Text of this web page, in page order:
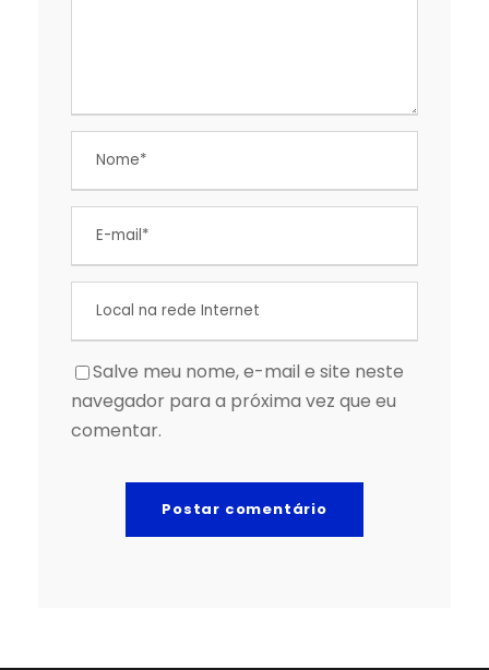
Salve meu nome, e-mail e site neste
navegador para a próxima vez que eu
comentar.